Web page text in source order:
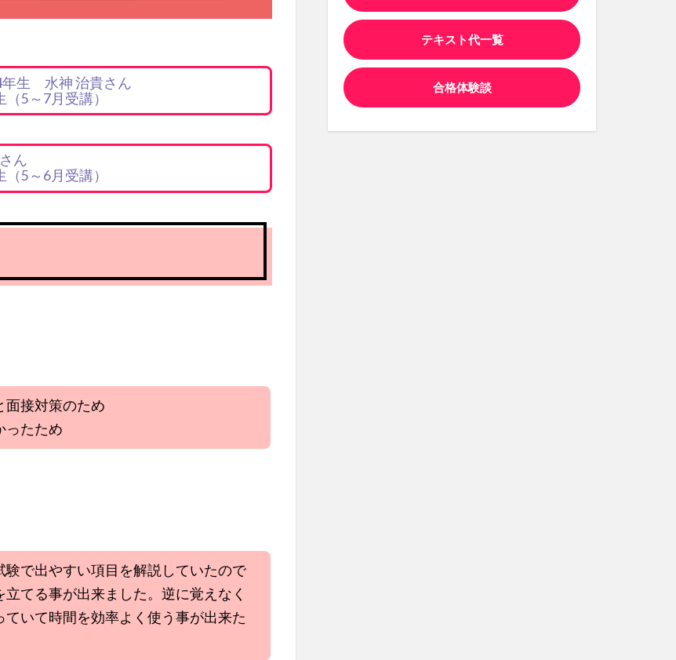
年生 水神 治貴さん
5～7月受講）
ん
5～6月受講）
接対策のため
ったため
で出やすい項目を解説していたので
てる事が出来ました。逆に覚えなく
いて時間を効率よく使う事が出来た
テキスト代一覧
合格体験談